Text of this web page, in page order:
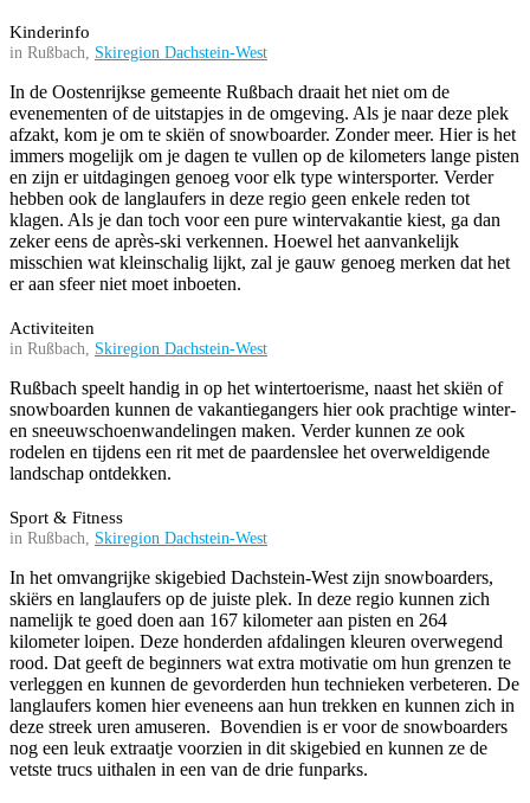
Kinderinfo
in Rußbach, Skiregion Dachstein-West
In de Oostenrijkse gemeente Rußbach draait het niet om de
evenementen of de uitstapjes in de omgeving. Als je naar deze plek
afzakt, kom je om te skiën of snowboarder. Zonder meer. Hier is het
immers mogelijk om je dagen te vullen op de kilometers lange pisten
en zijn er uitdagingen genoeg voor elk type wintersporter. Verder
hebben ook de langlaufers in deze regio geen enkele reden tot
klagen. Als je dan toch voor een pure wintervakantie kiest, ga dan
zeker eens de après-ski verkennen. Hoewel het aanvankelijk
misschien wat kleinschalig lijkt, zal je gauw genoeg merken dat het
er aan sfeer niet moet inboeten.
Activiteiten
in Rußbach, Skiregion Dachstein-West
Rußbach speelt handig in op het wintertoerisme, naast het skiën of
snowboarden kunnen de vakantiegangers hier ook prachtige winter-
en sneeuwschoenwandelingen maken. Verder kunnen ze ook
rodelen en tijdens een rit met de paardenslee het overweldigende
landschap ontdekken.
Sport & Fitness
in Rußbach, Skiregion Dachstein-West
In het omvangrijke skigebied Dachstein-West zijn snowboarders,
skiërs en langlaufers op de juiste plek. In deze regio kunnen zich
namelijk te goed doen aan 167 kilometer aan pisten en 264
kilometer loipen. Deze honderden afdalingen kleuren overwegend
rood. Dat geeft de beginners wat extra motivatie om hun grenzen te
verleggen en kunnen de gevorderden hun technieken verbeteren. De
langlaufers komen hier eveneens aan hun trekken en kunnen zich in
deze streek uren amuseren. Bovendien is er voor de snowboarders
nog een leuk extraatje voorzien in dit skigebied en kunnen ze de
vetste trucs uithalen in een van de drie funparks.